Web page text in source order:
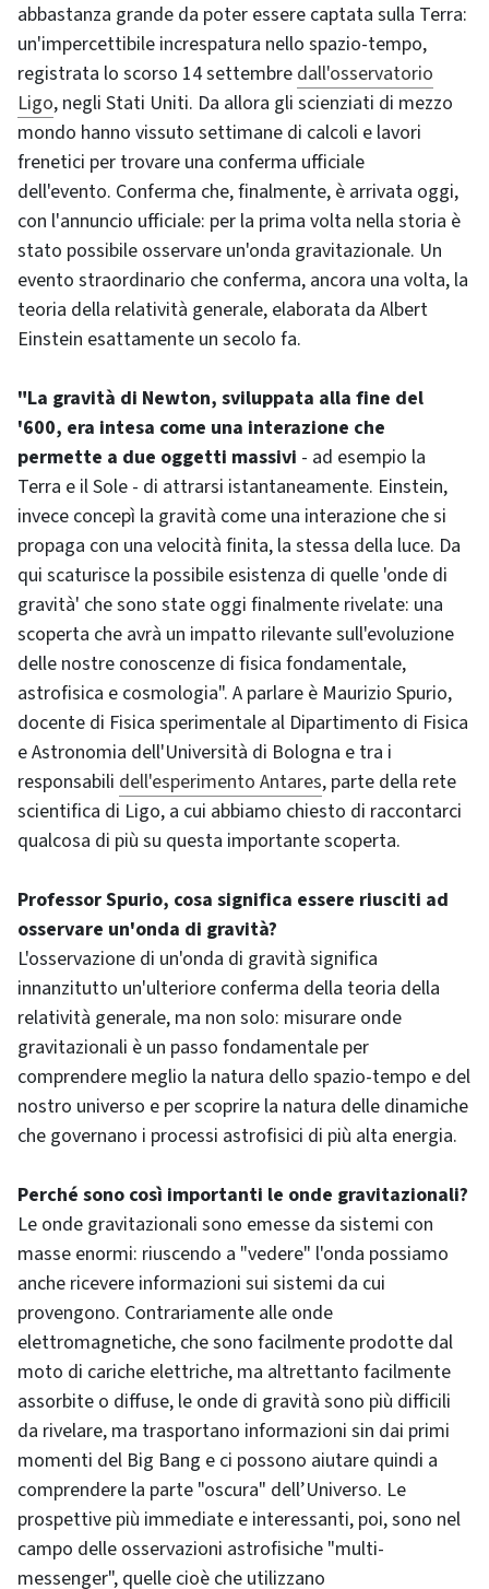
abbastanza grande da poter essere captata sulla Terra:
un'impercettibile increspatura nello spazio-tempo,
registrata lo scorso 14 settembre dall'osservatorio
Ligo, negli Stati Uniti. Da allora gli scienziati di mezzo
mondo hanno vissuto settimane di calcoli e lavori
frenetici per trovare una conferma ufficiale
dell'evento. Conferma che, finalmente, è arrivata oggi,
con l'annuncio ufficiale: per la prima volta nella storia è
stato possibile osservare un'onda gravitazionale. Un
evento straordinario che conferma, ancora una volta, la
teoria della relatività generale, elaborata da Albert
Einstein esattamente un secolo fa.
"La gravità di Newton, sviluppata alla fine del
'600, era intesa come una interazione che
permette a due oggetti massivi - ad esempio la
Terra e il Sole - di attrarsi istantaneamente. Einstein,
invece concepì la gravità come una interazione che si
propaga con una velocità finita, la stessa della luce. Da
qui scaturisce la possibile esistenza di quelle 'onde di
gravità' che sono state oggi finalmente rivelate: una
scoperta che avrà un impatto rilevante sull'evoluzione
delle nostre conoscenze di fisica fondamentale,
astrofisica e cosmologia". A parlare è Maurizio Spurio,
docente di Fisica sperimentale al Dipartimento di Fisica
e Astronomia dell'Università di Bologna e tra i
responsabili dell'esperimento Antares, parte della rete
scientifica di Ligo, a cui abbiamo chiesto di raccontarci
qualcosa di più su questa importante scoperta.
Professor Spurio, cosa significa essere riusciti ad
osservare un'onda di gravità?
L'osservazione di un'onda di gravità significa
innanzitutto un'ulteriore conferma della teoria della
relatività generale, ma non solo: misurare onde
gravitazionali è un passo fondamentale per
comprendere meglio la natura dello spazio-tempo e del
nostro universo e per scoprire la natura delle dinamiche
che governano i processi astrofisici di più alta energia.
Perché sono così importanti le onde gravitazionali?
Le onde gravitazionali sono emesse da sistemi con
masse enormi: riuscendo a "vedere" l'onda possiamo
anche ricevere informazioni sui sistemi da cui
provengono. Contrariamente alle onde
elettromagnetiche, che sono facilmente prodotte dal
moto di cariche elettriche, ma altrettanto facilmente
assorbite o diffuse, le onde di gravità sono più difficili
da rivelare, ma trasportano informazioni sin dai primi
momenti del Big Bang e ci possono aiutare quindi a
comprendere la parte "oscura" dell’Universo. Le
prospettive più immediate e interessanti, poi, sono nel
campo delle osservazioni astrofisiche "multi-
messenger", quelle cioè che utilizzano